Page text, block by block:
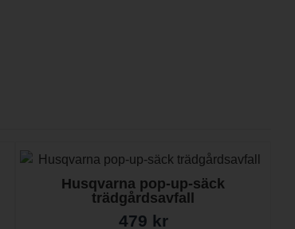
Husqvarna pop-up-säck
trädgårdsavfall
479 kr